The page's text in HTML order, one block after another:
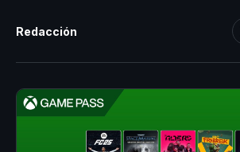
Redacción